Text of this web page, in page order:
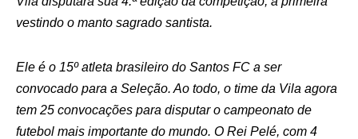
vestindo o manto sagrado santista.
Ele é o 15º atleta brasileiro do Santos FC a ser
convocado para a Seleção. Ao todo, o time da Vila agora
tem 25 convocações para disputar o campeonato de
futebol mais importante do mundo. O Rei Pelé, com 4